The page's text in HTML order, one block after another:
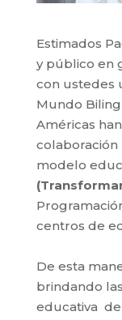
Estimados
y público en
con ustedes
Mundo
Américas
modelo
centros de
De esta
brindando
educativa